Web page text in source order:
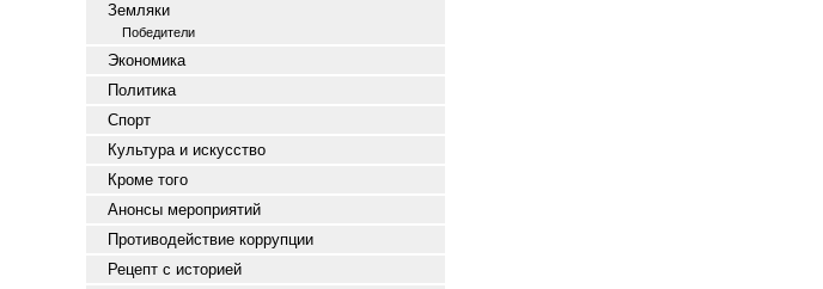
Земляки
Победители
Экономика
Политика
Спорт
Культура и искусство
Кроме того
Анонсы мероприятий
Противодействие коррупции
Рецепт с историей